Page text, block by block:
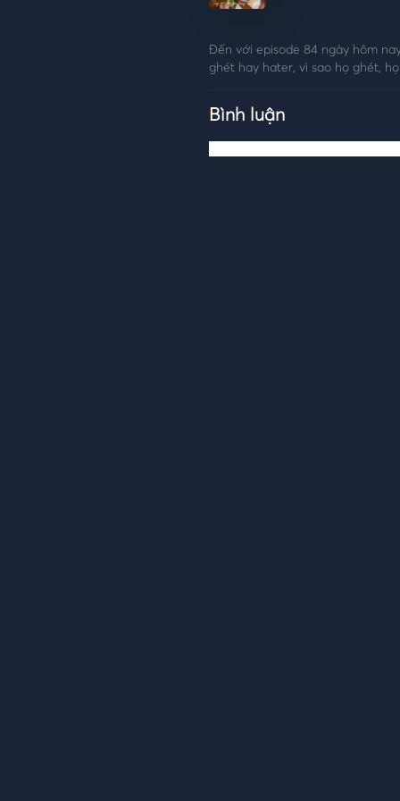
Đến với episode 84 ngày hôm
ghét hay hater, vì sao họ ghét,
Bình luận